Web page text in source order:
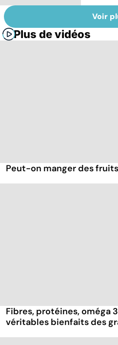
Voir
Plus de vidéos
Peut-on manger des
Fibres, protéines, oméga
véritables bienfaits des